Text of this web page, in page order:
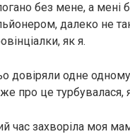
без мене, а мені
далеко не
як я.
довіряли одне
про це турбувалася,
час захворіла моя